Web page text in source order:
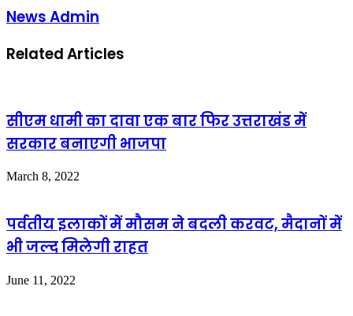
News Admin
Related Articles
सीएम धामी का दावा एक बार फिर उत्तराखंड में
सरकार बनाएगी भाजपा
March 8, 2022
पर्वतीय इलाकों में मौसम ने बदली करवट, मैदानों में
भी जल्द मिलेगी राहत
June 11, 2022